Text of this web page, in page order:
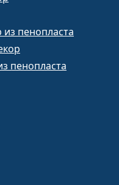
пенопласта
пенопласта